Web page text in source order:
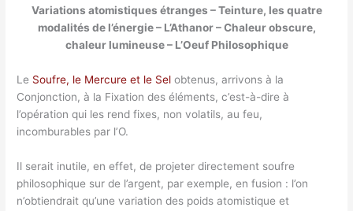
Variations atomistiques étranges – Teinture, les quatre
modalités de l’énergie – L’Athanor – Chaleur obscure,
chaleur lumineuse – L’Oeuf Philosophique
Le Soufre, le Mercure et le Sel obtenus, arrivons à la
Conjonction, à la Fixation des éléments, c’est-à-dire à
l’opération qui les rend fixes, non volatils, au feu,
incomburables par l’O.
Il serait inutile, en effet, de projeter directement soufre
philosophique sur de l’argent, par exemple, en fusion : l’on
n’obtiendrait qu’une variation des poids atomistique et